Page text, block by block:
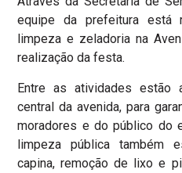
equipe da prefeitura está
limpeza e zeladoria na
realização da festa.
Entre as atividades estão
central da avenida, para
moradores e do público do
limpeza pública também
capina, remoção de lixo e